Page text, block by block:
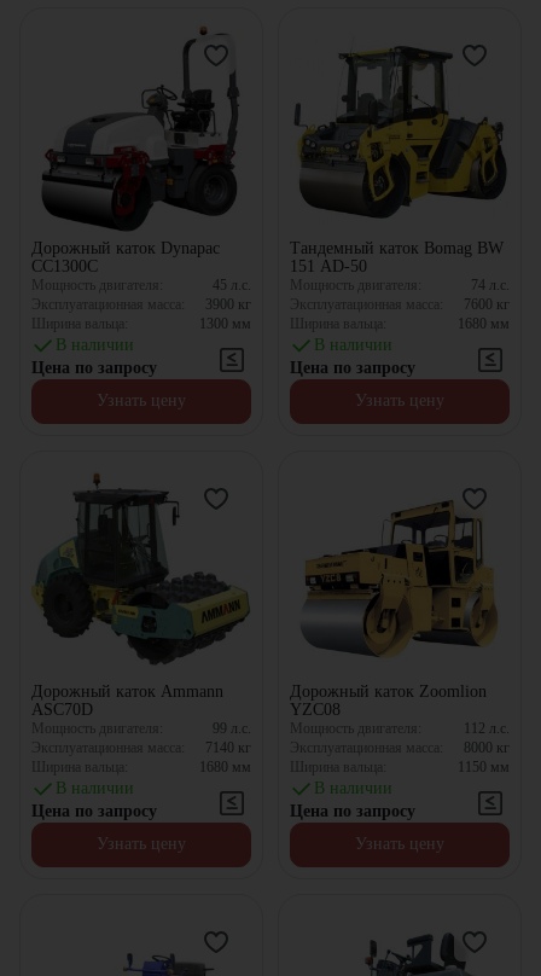
Дорожный каток Dynapac
CC1300C
Мощность двигателя: 45 л.с.
Эксплуатационная масса:
3900 кг
Ширина вальца:
1300 мм
В наличии
Цена по запросу
Узнать цену
Тандемный каток Bomag BW
151 AD-50
Мощность двигателя: 74 л.с.
Эксплуатационная масса:
7600 кг
Ширина вальца:
1680 мм
В наличии
Цена по запросу
Узнать цену
Дорожный каток Ammann
ASC70D
Мощность двигателя: 99 л.с.
Эксплуатационная масса:
7140 кг
Ширина вальца:
1680 мм
В наличии
Цена по запросу
Узнать цену
Дорожный каток Zoomlion
YZC08
Мощность двигателя: 112 л.с.
Эксплуатационная масса:
8000 кг
Ширина вальца:
1150 мм
В наличии
Цена по запросу
Узнать цену